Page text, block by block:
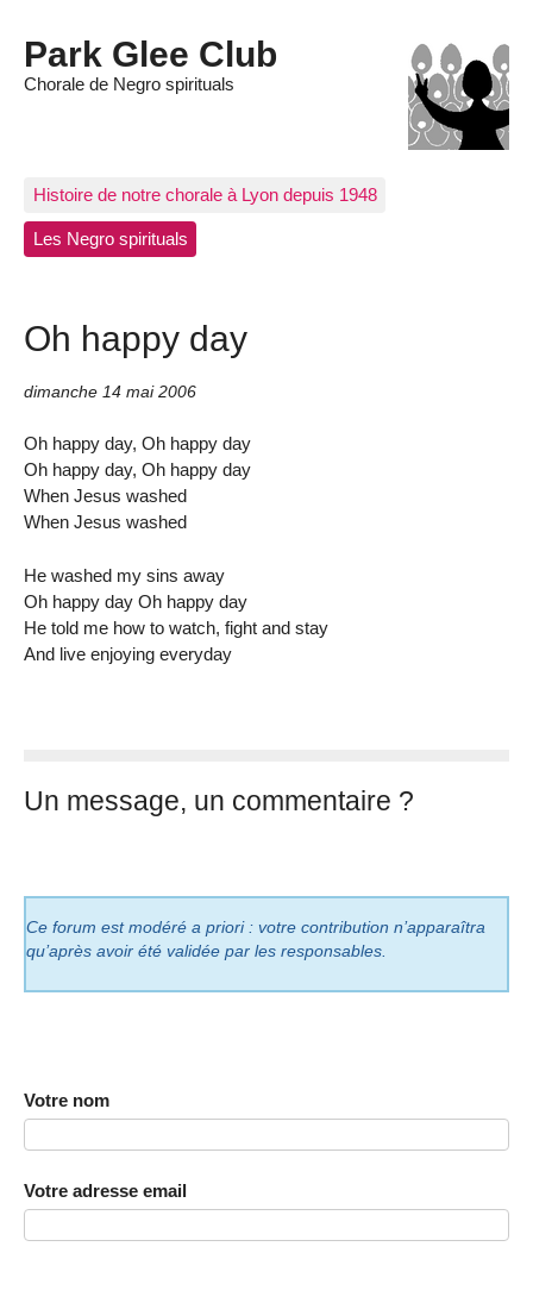
Park Glee Club
Chorale de Negro spirituals
Histoire de notre chorale à Lyon depuis 1948
Les Negro spirituals
Oh happy day
dimanche 14 mai 2006
Oh happy day, Oh happy day
Oh happy day, Oh happy day
When Jesus washed
When Jesus washed
He washed my sins away
Oh happy day Oh happy day
He told me how to watch, fight and stay
And live enjoying everyday
Un message, un commentaire ?
Ce forum est modéré a priori : votre contribution n’apparaîtra
qu’après avoir été validée par les responsables.
Votre nom
Votre adresse email